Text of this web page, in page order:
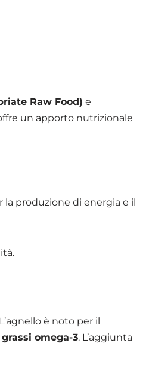
Raw Food) e
un apporto nutrizionale
la produzione di energia e il
è noto per il
omega-3. L’aggiunta